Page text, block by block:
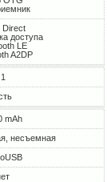
Direct
доступа
LE
A2DP
1
mAh
несъемная